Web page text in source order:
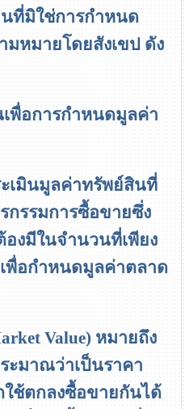
ที่มิใช่การกำหนด
มหมายโดยสังเขป ดัง
พื่อการกำหนดมูลค่า
นมูลค่าทรัพย์สินที่
กรรมการซื้อขายซึ่ง
งมีในจำนวนที่เพียง
พื่อกำหนดมูลค่าตลาด
Value) หมายถึง
ะมาณว่าเป็นราคา
ช้ตกลงซื้อขายกันได้